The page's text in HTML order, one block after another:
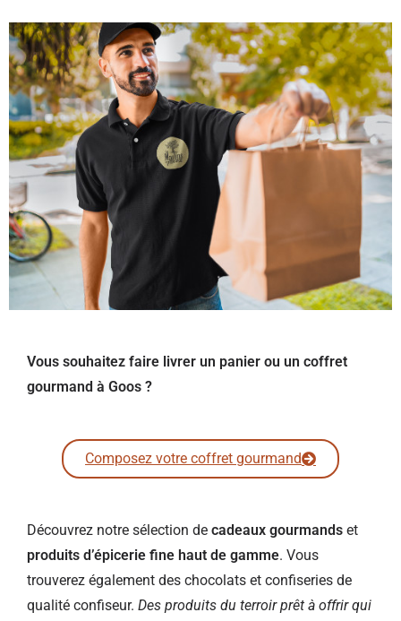
Vous souhaitez faire livrer un panier ou un coffret
gourmand à Goos ?
Composez votre coffret gourmand
Découvrez notre sélection de cadeaux gourmands et
produits d’épicerie fine haut de gamme. Vous
trouverez également des chocolats et confiseries de
qualité confiseur. Des produits du terroir prêt à offrir qui